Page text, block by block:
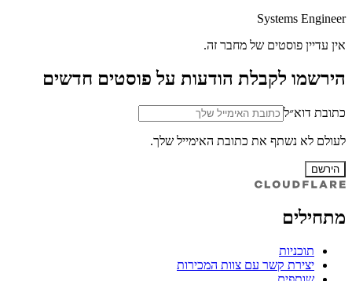
Systems Engineer
אין עדיין פוסטים של מחבר זה.
הירשמו לקבלת הודעות על פוסטים חדשים
כתובת דוא״ל
לעולם לא נשתף את כתובת האימייל שלך.
הירשם
מתחילים
תוכניות
יצירת קשר עם צוות המכירות